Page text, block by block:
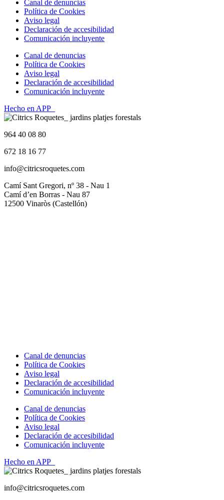
Canal de denuncias
Política de Cookies
Aviso legal
Declaración de accesibilidad
Comunicación incluyente
Canal de denuncias
Política de Cookies
Aviso legal
Declaración de accesibilidad
Comunicación incluyente
Hecho en APP_
964 40 08 80
672 18 16 77
info@citricsroquetes.com
Camí Sant Gregori, nº 38 - Nau 1
Camí d’en Borras - Nau 87
12500 Vinaròs (Castellón)
Canal de denuncias
Política de Cookies
Aviso legal
Declaración de accesibilidad
Comunicación incluyente
Canal de denuncias
Política de Cookies
Aviso legal
Declaración de accesibilidad
Comunicación incluyente
Hecho en APP_
info@citricsroquetes.com